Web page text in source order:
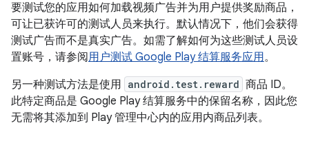
要测试您的应用如何加载视频广告并为用户提供奖励商品，
可让已获许可的测试人员来执行。默认情况下，他们会获得
测试广告而不是真实广告。 如需了解如何为这些测试人员设
置账号，请参阅用户测试 Google Play 结算服务应用。
另一种测试方法是使用 android.test.reward 商品 ID。
此特定商品是 Google Play 结算服务中的保留名称，因此您
无需将其添加到 Play 管理中心内的应用内商品列表。